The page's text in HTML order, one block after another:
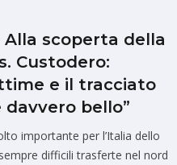
Alla scoperta della
Custodero:
e il tracciato
bello”
importante per l’Italia dello
difficili trasferte nel nord